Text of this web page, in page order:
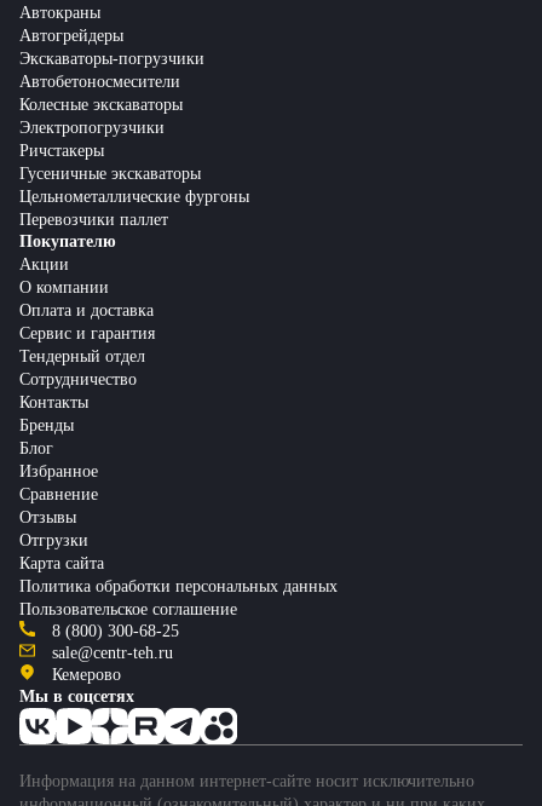
Автокраны
Автогрейдеры
Экскаваторы-погрузчики
Автобетоносмесители
Колесные экскаваторы
Электропогрузчики
Ричстакеры
Гусеничные экскаваторы
Цельнометаллические фургоны
Перевозчики паллет
Покупателю
Акции
О компании
Оплата и доставка
Сервис и гарантия
Тендерный отдел
Сотрудничество
Контакты
Бренды
Блог
Избранное
Сравнение
Отзывы
Отгрузки
Карта сайта
Политика обработки персональных данных
Пользовательское соглашение
8 (800) 300-68-25
sale@centr-teh.ru
Кемерово
Мы в соцсетях
Информация на данном интернет-сайте носит исключительно